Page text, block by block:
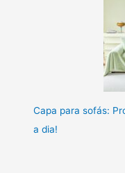
Capa para sofás:
a dia!